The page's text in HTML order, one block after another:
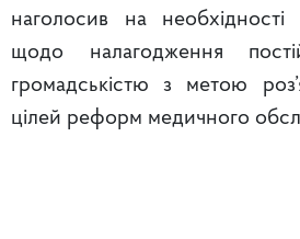
наголосив на необхідності
щодо налагодження
громадськістю з метою
цілей реформ медичного